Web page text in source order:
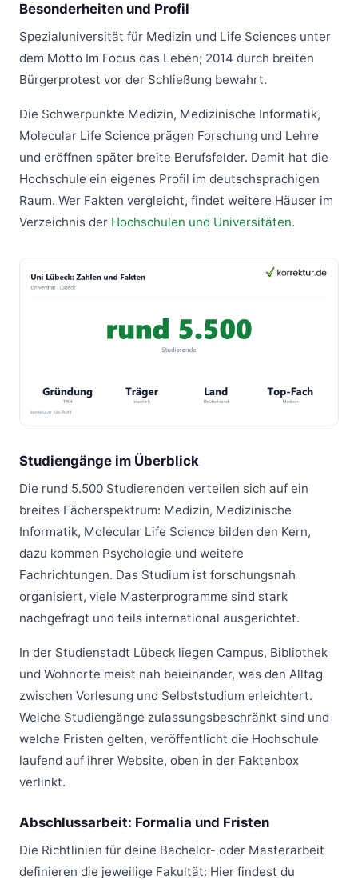
Besonderheiten und Profil
Spezialuniversität für Medizin und Life Sciences unter
dem Motto Im Focus das Leben; 2014 durch breiten
Bürgerprotest vor der Schließung bewahrt.
Die Schwerpunkte Medizin, Medizinische Informatik,
Molecular Life Science prägen Forschung und Lehre
und eröffnen später breite Berufsfelder. Damit hat die
Hochschule ein eigenes Profil im deutschsprachigen
Raum. Wer Fakten vergleicht, findet weitere Häuser im
Verzeichnis der Hochschulen und Universitäten.
Studiengänge im Überblick
Die rund 5.500 Studierenden verteilen sich auf ein
breites Fächerspektrum: Medizin, Medizinische
Informatik, Molecular Life Science bilden den Kern,
dazu kommen Psychologie und weitere
Fachrichtungen. Das Studium ist forschungsnah
organisiert, viele Masterprogramme sind stark
nachgefragt und teils international ausgerichtet.
In der Studienstadt Lübeck liegen Campus, Bibliothek
und Wohnorte meist nah beieinander, was den Alltag
zwischen Vorlesung und Selbststudium erleichtert.
Welche Studiengänge zulassungsbeschränkt sind und
welche Fristen gelten, veröffentlicht die Hochschule
laufend auf ihrer Website, oben in der Faktenbox
verlinkt.
Abschlussarbeit: Formalia und Fristen
Die Richtlinien für deine Bachelor- oder Masterarbeit
definieren die jeweilige Fakultät: Hier findest du